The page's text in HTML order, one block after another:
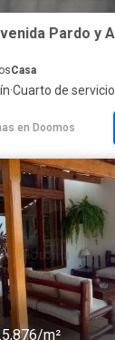
Casa
·Cuarto de servicio
en Doomos
m²